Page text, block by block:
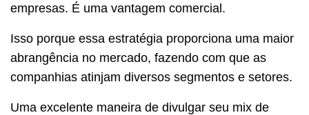
empresas. É uma vantagem comercial.
Isso porque essa estratégia proporciona uma maior
abrangência no mercado, fazendo com que as
companhias atinjam diversos segmentos e setores.
Uma excelente maneira de divulgar seu mix de